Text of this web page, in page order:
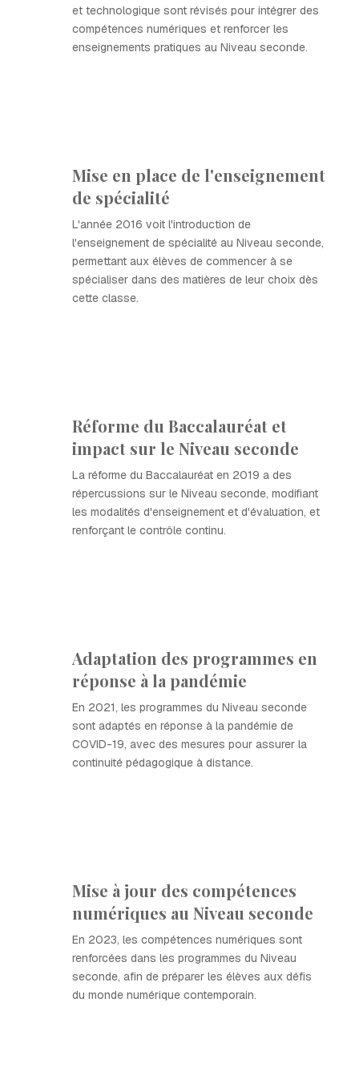
et technologique sont révisés pour intégrer des
compétences numériques et renforcer les
enseignements pratiques au Niveau seconde.
Mise en place de l'enseignement
de spécialité
L'année 2016 voit l'introduction de
l'enseignement de spécialité au Niveau seconde,
permettant aux élèves de commencer à se
spécialiser dans des matières de leur choix dès
cette classe.
Réforme du Baccalauréat et
impact sur le Niveau seconde
La réforme du Baccalauréat en 2019 a des
répercussions sur le Niveau seconde, modifiant
les modalités d'enseignement et d'évaluation, et
renforçant le contrôle continu.
Adaptation des programmes en
réponse à la pandémie
En 2021, les programmes du Niveau seconde
sont adaptés en réponse à la pandémie de
COVID-19, avec des mesures pour assurer la
continuité pédagogique à distance.
Mise à jour des compétences
numériques au Niveau seconde
En 2023, les compétences numériques sont
renforcées dans les programmes du Niveau
seconde, afin de préparer les élèves aux défis
du monde numérique contemporain.